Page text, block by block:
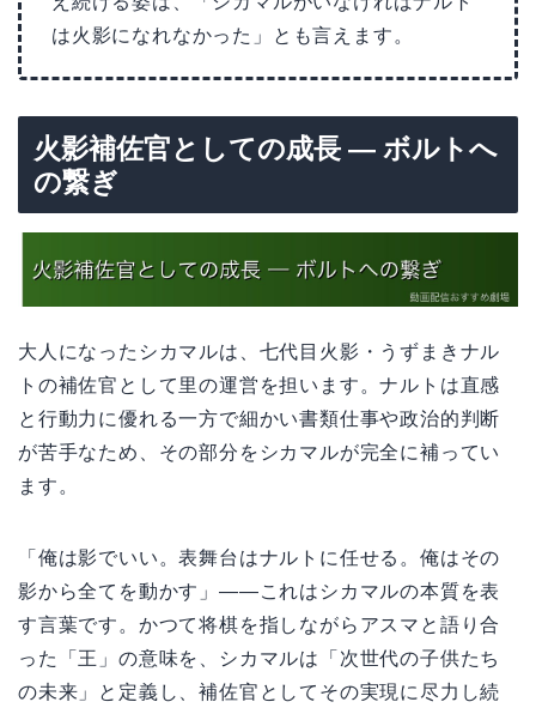
は火影になれなかった」とも言えます。
火影補佐官としての成長 — ボルトへ
の繋ぎ
大人になったシカマルは、七代目火影・うずまきナル
トの補佐官として里の運営を担います。ナルトは直感
と行動力に優れる一方で細かい書類仕事や政治的判断
が苦手なため、その部分をシカマルが完全に補ってい
ます。
「俺は影でいい。表舞台はナルトに任せる。俺はその
影から全てを動かす」——これはシカマルの本質を表
す言葉です。かつて将棋を指しながらアスマと語り合
った「王」の意味を、シカマルは「次世代の子供たち
の未来」と定義し、補佐官としてその実現に尽力し続